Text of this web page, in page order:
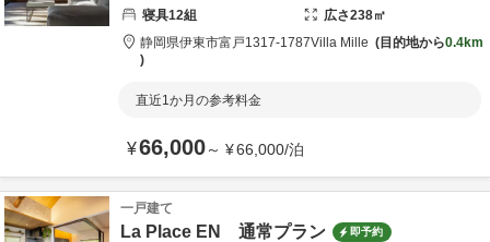
寝具12組 広さ238㎡
静岡県伊東市富戸1317-1787Villa Mille 目的地から0.4km
直近1か月の参考料金
¥66,000～ ¥66,000/泊
一戸建て
La Place EN 通常プラン 即予約